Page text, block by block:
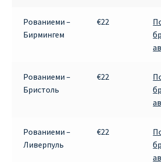
ДЕШЕВЫЕ АВИАБИЛЕТЫ В ПАРИЖ
ИНФОРМАЦИЯ ДЛЯ ПАССАЖИРОВ
ВЫБОР И БРОНИРОВАНИЯ МЕСТ В
ЗАДЕРЖКА, ОТМЕНА, ПЕРЕНОС
Рованиеми –
Бирмингем
€22
Рованиеми –
Бристоль
€22
Рованиеми –
Ливерпуль
€22